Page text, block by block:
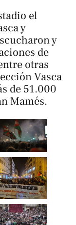
el
y
y
de
otras
Vasca
de 51.000
Mamés.